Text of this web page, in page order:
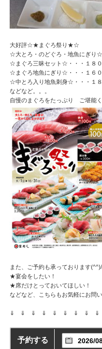
大好評☆★まぐろ祭り★☆
☆大とろ・のどぐろ・地魚にぎり
☆まぐろ三昧セット☆・・・１８
☆まぐろ地魚にぎり☆・・・１６
☆中とろ入り地魚刺身☆・・・１
などなど。。。
自慢のまぐろをたっぷり ご堪能く
また、ご予約も承っております(^^)/
★宴会をしたい！
★席だけとっておいてほしい！
などなど、こちらもお気軽にお問
⇓ ⇓ ⇓ ⇓ ⇓ ⇓ ⇓ ⇓
予約する